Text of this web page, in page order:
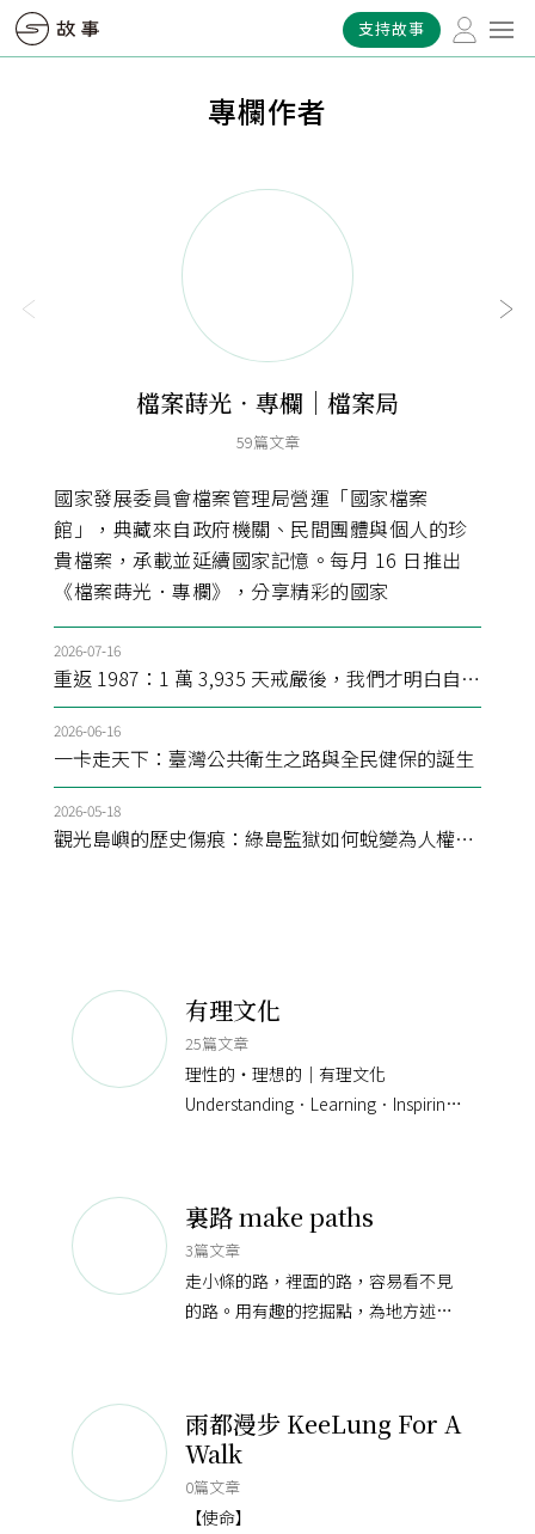
支持故事
專欄作者
檔案蒔光．專欄｜檔案局
59篇文章
國家發展委員會檔案管理局營運「國家檔案
館」，典藏來自政府機關、民間團體與個人的珍
貴檔案，承載並延續國家記憶。每月 16 日推出
《檔案蒔光．專欄》，分享精彩的國家
2026-07-16
重返 1987：1 萬 3,935 天戒嚴後，我們才明白自由不是天賦
2026-06-16
一卡走天下：臺灣公共衛生之路與全民健保的誕生
2026-05-18
觀光島嶼的歷史傷痕：綠島監獄如何蛻變為人權紀念地
有理文化
25篇文章
理性的・理想的｜有理文化
Understanding．Learning．Inspiring
裏路 make paths
3篇文章
走小條的路，裡面的路，容易看不見
的路。用有趣的挖掘點，為地方述說
雨都漫步 KeeLung For A
Walk
0篇文章
【使命】